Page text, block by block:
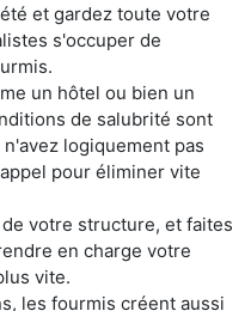
et gardez toute votre
s'occuper de
un hôtel ou bien un
de salubrité sont
logiquement pas
pour éliminer vite
votre structure, et faites
en charge votre
vite.
les fourmis créent aussi